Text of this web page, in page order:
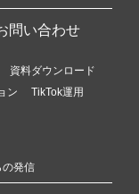
問い合わせ
資料ダウンロード
ン
TikTok運用
の発信